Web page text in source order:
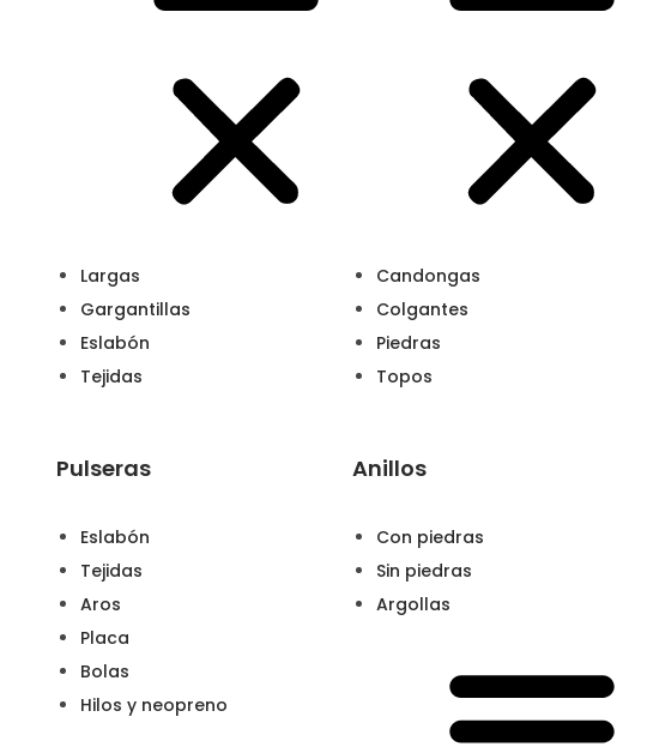
Largas
Gargantillas
Eslabón
Tejidas
Pulseras
Eslabón
Tejidas
Aros
Placa
Bolas
Hilos y neopreno
Candongas
Colgantes
Piedras
Topos
Anillos
Con piedras
Sin piedras
Argollas